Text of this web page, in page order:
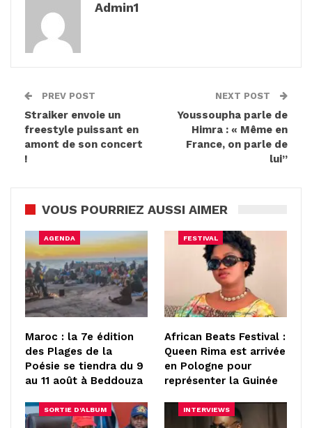
Admin1
PREV POST
Straiker envoie un
freestyle puissant en
amont de son concert
!
NEXT POST
Youssoupha parle de
Himra : « Même en
France, on parle de
lui”
VOUS POURRIEZ AUSSI AIMER
AGENDA
Maroc : la 7e édition
des Plages de la
Poésie se tiendra du 9
au 11 août à Beddouza
FESTIVAL
African Beats Festival :
Queen Rima est arrivée
en Pologne pour
représenter la Guinée
SORTIE D'ALBUM INTERVIEWS